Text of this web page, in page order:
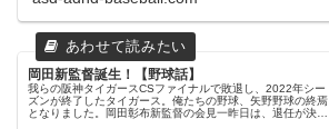
岡田新監督誕生！【野球話】
我らの阪神タイガースCSファイナルで敗退し、2022年シー
ズンが終了したタイガース。俺たちの野球、矢野野球の終焉
となりました。岡田彰布新監督の会見一昨日は、退任が決ま